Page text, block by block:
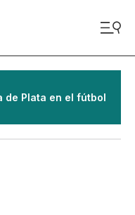
de Plata en el fútbol